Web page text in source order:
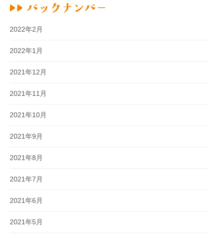
2022年2月
2022年1月
2021年12月
2021年11月
2021年10月
2021年9月
2021年8月
2021年7月
2021年6月
2021年5月